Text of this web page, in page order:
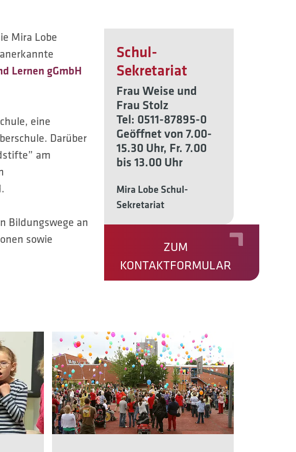
Mira Lobe
Lernen gGmbH
eine
Darüber
am
Bildungswege an
sowie
Schul-
Sekretariat
Frau Weise und
Frau Stolz
Tel: 0511-87895-0
Geöffnet von 7.00-
15.30 Uhr, Fr. 7.00
bis 13.00 Uhr
Mira Lobe Schul-
Sekretariat
ZUM
KONTAKTFORMULAR